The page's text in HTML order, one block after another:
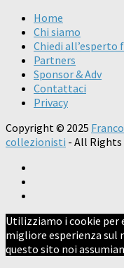
Home
Chi siamo
Chiedi
Partners
Sponsor & Adv
Contattaci
Privacy
Copyright © 2025
collezionisti - All Rights
Utilizziamo i cookie per
migliore esperienza sul
questo sito noi